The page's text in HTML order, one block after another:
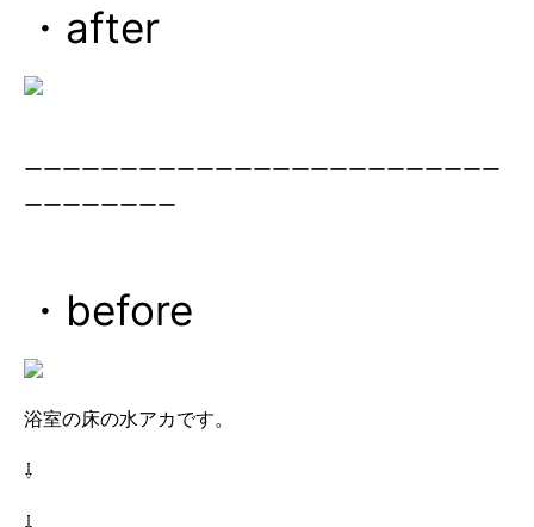
・after
ーーーーーーーーーーーーーーーーーーーーーーーーー
ーーーーーーーー
・before
浴室の床の水アカです。
⇩